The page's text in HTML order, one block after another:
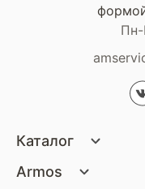
Каталог
Кровати
Armos
Пн-